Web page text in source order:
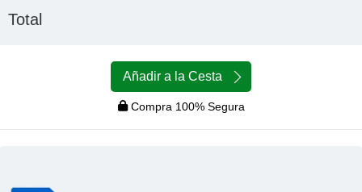
Total
Añadir a la Cesta
Compra 100% Segura